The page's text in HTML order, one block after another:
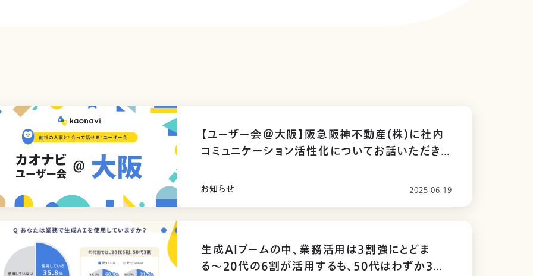
【ユーザー会＠大阪】阪急阪神不動産(株)に社内
コミュニケーション活性化についてお話いただきま
お知らせ 2025.06.19
生成AIブームの中、業務活用は3割強にとどま
る〜20代の6割が活用するも、50代はわずか3